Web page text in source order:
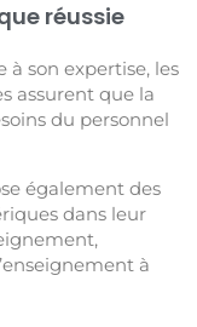
réussie
à son expertise, les
assurent que la
du personnel
également des
dans leur
à